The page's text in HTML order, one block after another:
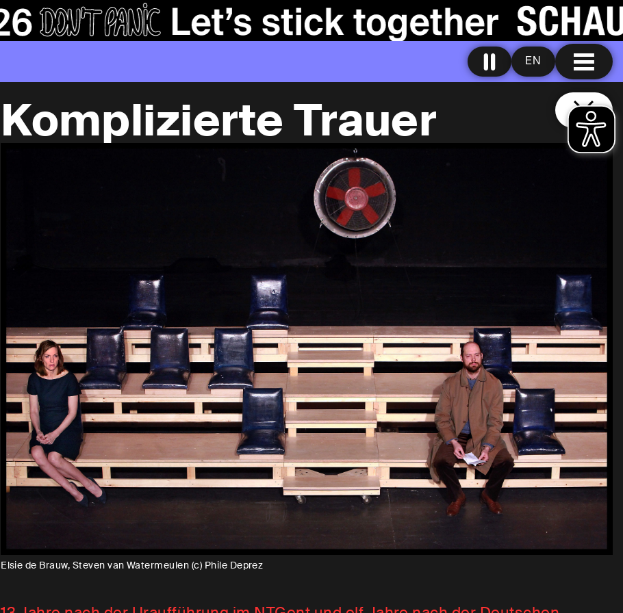
EN
Komplizierte Trauer
Elsie de Brauw, Steven van Watermeulen (c) Phile Deprez